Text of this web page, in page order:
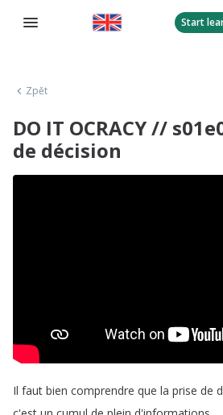
Start
Zpět
DO IT OCRACY //
de décision
Il faut bien comprendre que la prise de